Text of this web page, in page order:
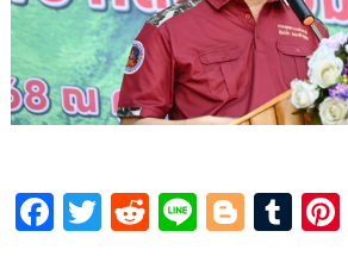
F T R Li Bl T